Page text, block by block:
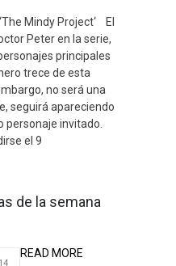
Mindy Project‘ El
Peter en la serie,
principales
trece de esta
no será una
seguirá apareciendo
invitado.
el 9
de la semana
READ MORE